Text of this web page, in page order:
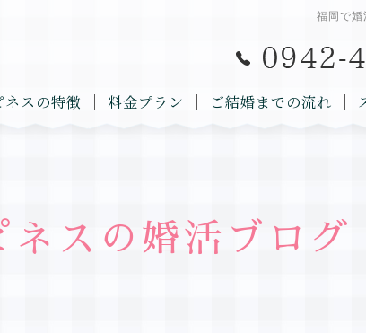
福岡で婚
ネスの特徴 料金プラン ご結婚までの流れ
ネスの婚活ブログ